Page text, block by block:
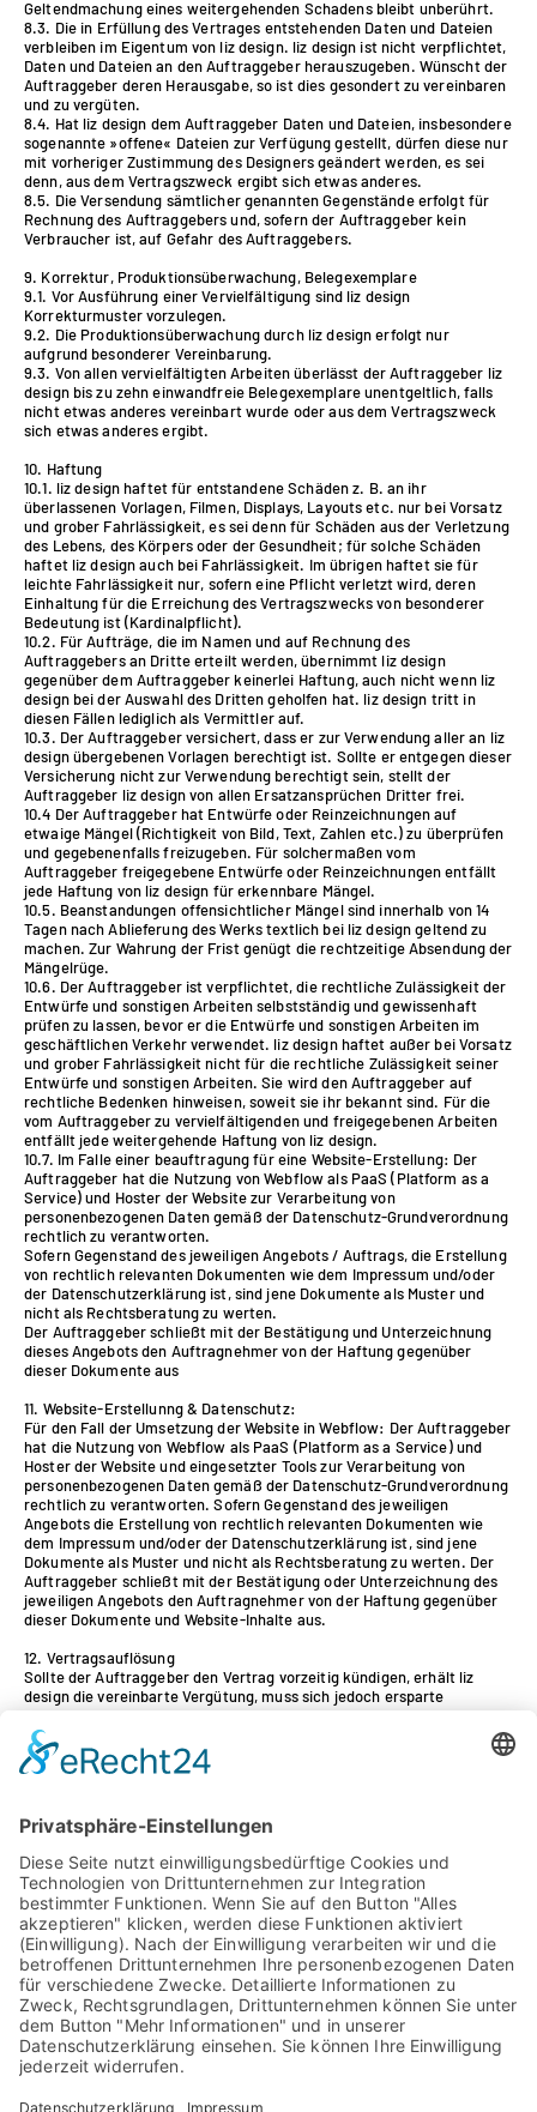
Geltendmachung eines weitergehenden Schadens bleibt unberührt.
8.3. Die in Erfüllung des Vertrages entstehenden Daten und Dateien
verbleiben im Eigentum von liz design. liz design ist nicht verpflichtet,
Daten und Dateien an den Auftraggeber herauszugeben. Wünscht der
Auftraggeber deren Herausgabe, so ist dies gesondert zu vereinbaren
und zu vergüten.
8.4. Hat liz design dem Auftraggeber Daten und Dateien, insbesondere
sogenannte »offene« Dateien zur Verfügung gestellt, dürfen diese nur
mit vorheriger Zustimmung des Designers geändert werden, es sei
denn, aus dem Vertragszweck ergibt sich etwas anderes.
8.5. Die Versendung sämtlicher genannten Gegenstände erfolgt für
Rechnung des Auftraggebers und, sofern der Auftraggeber kein
Verbraucher ist, auf Gefahr des Auftraggebers.
9. Korrektur, Produktionsüberwachung, Belegexemplare
9.1. Vor Ausführung einer Vervielfältigung sind liz design
Korrekturmuster vorzulegen.
9.2. Die Produktionsüberwachung durch liz design erfolgt nur
aufgrund besonderer Vereinbarung.
9.3. Von allen vervielfältigten Arbeiten überlässt der Auftraggeber liz
design bis zu zehn einwandfreie Belegexemplare unentgeltlich, falls
nicht etwas anderes vereinbart wurde oder aus dem Vertragszweck
sich etwas anderes ergibt.
10. Haftung
10.1. liz design haftet für entstandene Schäden z. B. an ihr
überlassenen Vorlagen, Filmen, Displays, Layouts etc. nur bei Vorsatz
und grober Fahrlässigkeit, es sei denn für Schäden aus der Verletzung
des Lebens, des Körpers oder der Gesundheit; für solche Schäden
haftet liz design auch bei Fahrlässigkeit. Im übrigen haftet sie für
leichte Fahrlässigkeit nur, sofern eine Pflicht verletzt wird, deren
Einhaltung für die Erreichung des Vertragszwecks von besonderer
Bedeutung ist (Kardinalpflicht).
10.2. Für Aufträge, die im Namen und auf Rechnung des
Auftraggebers an Dritte erteilt werden, übernimmt liz design
gegenüber dem Auftraggeber keinerlei Haftung, auch nicht wenn liz
design bei der Auswahl des Dritten geholfen hat. liz design tritt in
diesen Fällen lediglich als Vermittler auf.
10.3. Der Auftraggeber versichert, dass er zur Verwendung aller an liz
design übergebenen Vorlagen berechtigt ist. Sollte er entgegen dieser
Versicherung nicht zur Verwendung berechtigt sein, stellt der
Auftraggeber liz design von allen Ersatzansprüchen Dritter frei.
10.4 Der Auftraggeber hat Entwürfe oder Reinzeichnungen auf
etwaige Mängel (Richtigkeit von Bild, Text, Zahlen etc.) zu überprüfen
und gegebenenfalls freizugeben. Für solchermaßen vom
Auftraggeber freigegebene Entwürfe oder Reinzeichnungen entfällt
jede Haftung von liz design für erkennbare Mängel.
10.5. Beanstandungen offensichtlicher Mängel sind innerhalb von 14
Tagen nach Ablieferung des Werks textlich bei liz design geltend zu
machen. Zur Wahrung der Frist genügt die rechtzeitige Absendung der
Mängelrüge.
10.6. Der Auftraggeber ist verpflichtet, die rechtliche Zulässigkeit der
Entwürfe und sonstigen Arbeiten selbstständig und gewissenhaft
prüfen zu lassen, bevor er die Entwürfe und sonstigen Arbeiten im
geschäftlichen Verkehr verwendet. liz design haftet außer bei Vorsatz
und grober Fahrlässigkeit nicht für die rechtliche Zulässigkeit seiner
Entwürfe und sonstigen Arbeiten. Sie wird den Auftraggeber auf
rechtliche Bedenken hinweisen, soweit sie ihr bekannt sind. Für die
vom Auftraggeber zu vervielfältigenden und freigegebenen Arbeiten
entfällt jede weitergehende Haftung von liz design.
10.7. Im Falle einer beauftragung für eine Website-Erstellung: Der
Auftraggeber hat die Nutzung von Webflow als PaaS (Platform as a
Service) und Hoster der Website zur Verarbeitung von
personenbezogenen Daten gemäß der Datenschutz-Grundverordnung
rechtlich zu verantworten.
Sofern Gegenstand des jeweiligen Angebots / Auftrags, die Erstellung
von rechtlich relevanten Dokumenten wie dem Impressum und/oder
der Datenschutzerklärung ist, sind jene Dokumente als Muster und
nicht als Rechtsberatung zu werten.
Der Auftraggeber schließt mit der Bestätigung und Unterzeichnung
dieses Angebots den Auftragnehmer von der Haftung gegenüber
dieser Dokumente aus
11. Website-Erstellunng & Datenschutz:
Für den Fall der Umsetzung der Website in Webflow: Der Auftraggeber
hat die Nutzung von Webflow als PaaS (Platform as a Service) und
Hoster der Website und eingesetzter Tools zur Verarbeitung von
personenbezogenen Daten gemäß der Datenschutz-Grundverordnung
rechtlich zu verantworten. Sofern Gegenstand des jeweiligen
Angebots die Erstellung von rechtlich relevanten Dokumenten wie
dem Impressum und/oder der Datenschutzerklärung ist, sind jene
Dokumente als Muster und nicht als Rechtsberatung zu werten. Der
Auftraggeber schließt mit der Bestätigung oder Unterzeichnung des
jeweiligen Angebots den Auftragnehmer von der Haftung gegenüber
dieser Dokumente und Website-Inhalte aus.
12. Vertragsauflösung
Sollte der Auftraggeber den Vertrag vorzeitig kündigen, erhält liz
design die vereinbarte Vergütung, muss sich jedoch ersparte
Ersatzaufträge anrechnen lassen (§ 649 BGB).
13. Schlussbestimmungen
13.2. Es gilt das Recht der Bundesrepublik Deutschland.
Vernetzen Sie sich gerne mit mir auf Linkedin!